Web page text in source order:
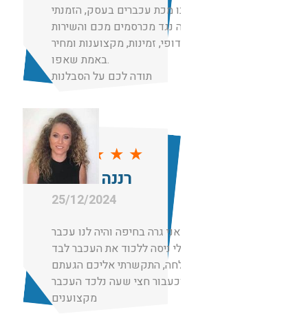
הייתה לנו מכת עכברים בעסק, הזמנתי
הדברה נגד מכרסמים מכם והשירות
היה ללא דופי, זמינות, מקצוענות ומחיר
באמת שאפו.
תודה לכם על הסבלנות
★★★ ★ ★
רננה מועלם
25/12/2024
תותחים! אני גרה בחיפה והיה לנו עכבר
בבית, בעלי ניסה ללכוד את העכבר לבד
ללא הצלחה, התקשרתי אליכם הגעתם
מקצוענים